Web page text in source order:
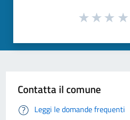
Contatta il comune
Leggi le domande frequenti